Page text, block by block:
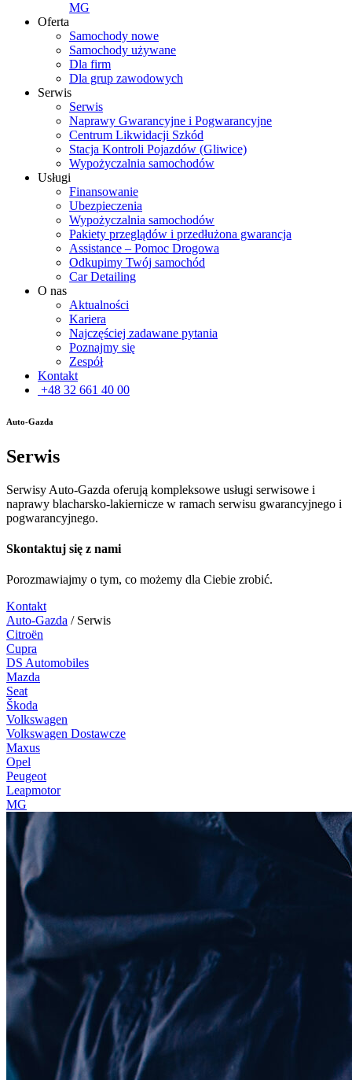
MG
Oferta
Samochody nowe
Samochody używane
Dla firm
Dla grup zawodowych
Serwis
Serwis
Naprawy Gwarancyjne i Pogwarancyjne
Centrum Likwidacji Szkód
Stacja Kontroli Pojazdów (Gliwice)
Wypożyczalnia samochodów
Usługi
Finansowanie
Ubezpieczenia
Wypożyczalnia samochodów
Pakiety przeglądów i przedłużona gwarancja
Assistance – Pomoc Drogowa
Odkupimy Twój samochód
Car Detailing
O nas
Aktualności
Kariera
Najczęściej zadawane pytania
Poznajmy się
Zespół
Kontakt
+48 32 661 40 00
Auto-Gazda
Serwis
Serwisy Auto-Gazda oferują kompleksowe usługi serwisowe i
naprawy blacharsko-lakiernicze w ramach serwisu gwarancyjnego i
pogwarancyjnego.
Skontaktuj się z nami
Porozmawiajmy o tym, co możemy dla Ciebie zrobić.
Kontakt
Auto-Gazda / Serwis
Citroën
Cupra
DS Automobiles
Mazda
Seat
Škoda
Volkswagen
Volkswagen Dostawcze
Maxus
Opel
Peugeot
Leapmotor
MG